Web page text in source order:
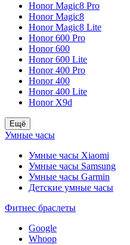
Honor Magic8 Pro
Honor Magic8
Honor Magic8 Lite
Honor 600 Pro
Honor 600
Honor 600 Lite
Honor 400 Pro
Honor 400
Honor 400 Lite
Honor X9d
Ещё
Умные часы
Умные часы Xiaomi
Умные часы Samsung
Умные часы Garmin
Детские умные часы
Фитнес браслеты
Google
Whoop